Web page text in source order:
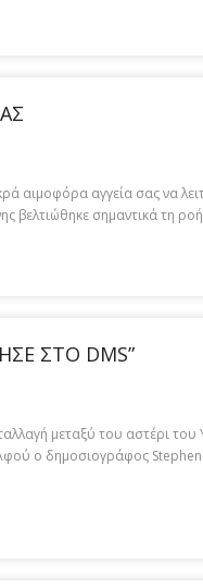
αιμοφόρα αγγεία σας να
βελτιώθηκε σημαντικά τη
ΣΤΟ DMS”
μεταξύ του αστέρι
ο δημοσιογράφος